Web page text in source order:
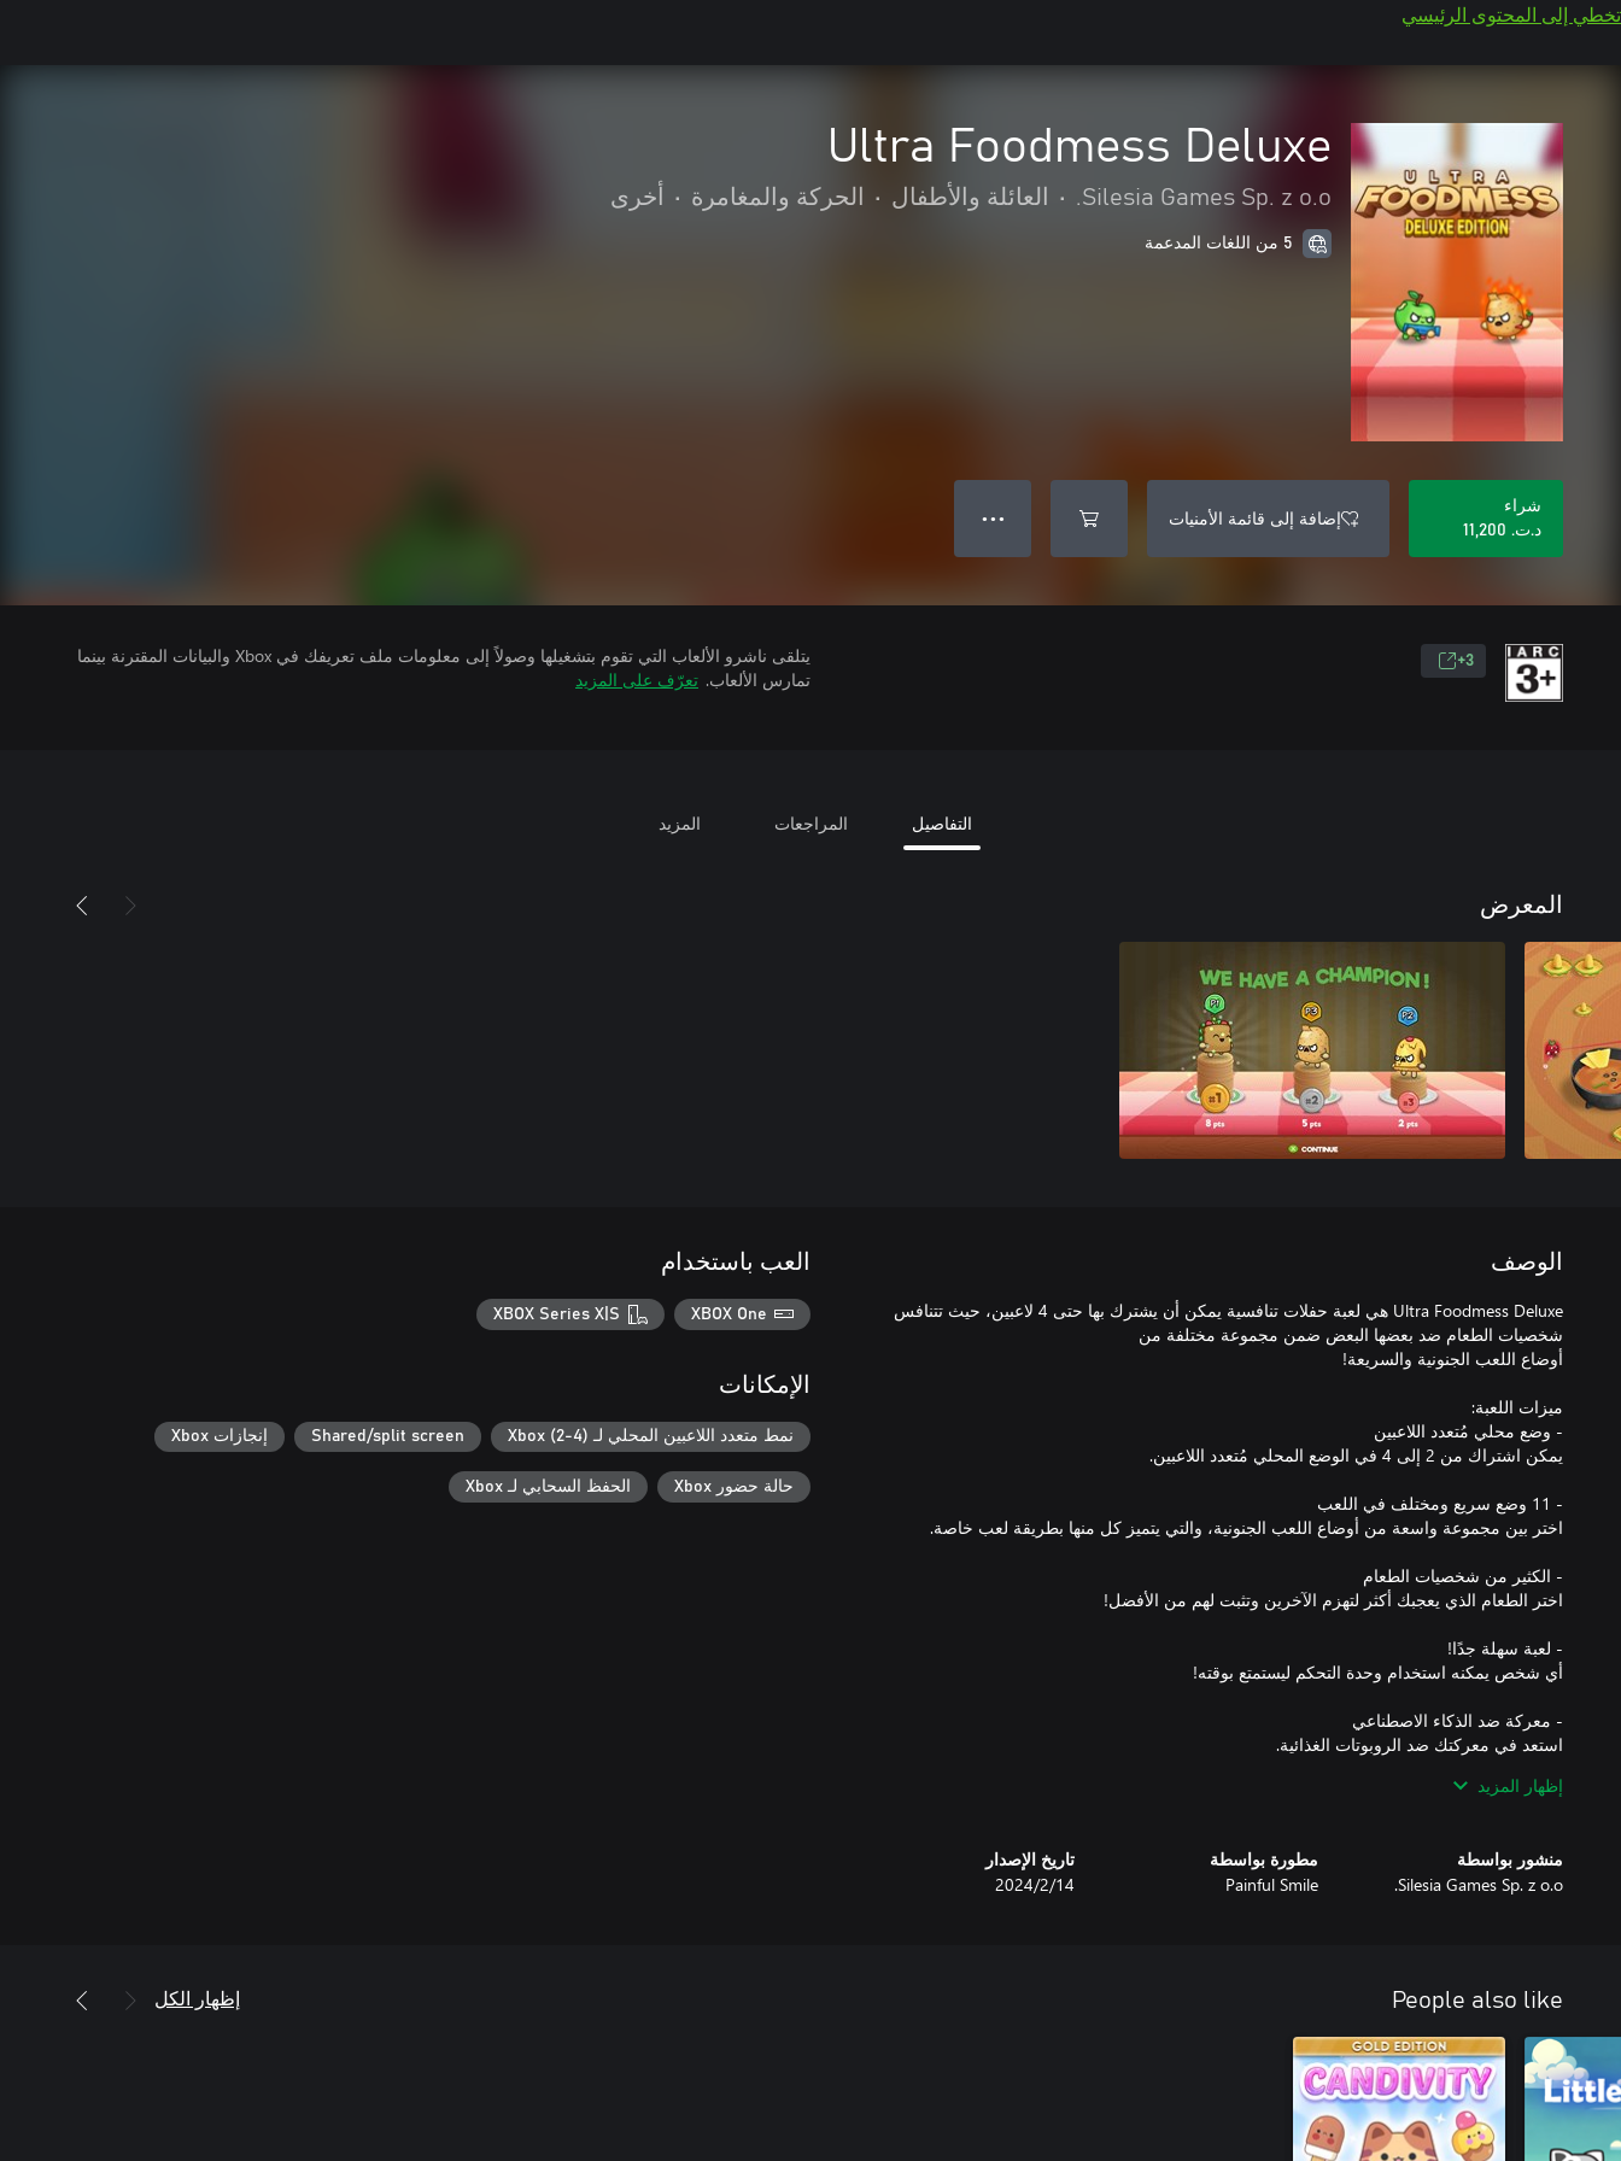
تخطي إلى المحتوى الرئيسي
Ultra Foodmess Deluxe
Silesia Games Sp. z o.o.
• العائلة والأطفال • الحركة والمغامرة • أخرى
5 من اللغات المدعمة
شراء
د.ت.‏ 11,200
إضافة إلى قائمة الأمنيات ● ● ●
3+
يتلقى ناشرو الألعاب التي تقوم بتشغيلها وصولاً إلى معلومات ملف تعريفك في Xbox والبيانات المقترنة بينما
تمارس الألعاب. تعرّف على المزيد
التفاصيل المراجعات المزيد
المعرض
الوصف
Ultra Foodmess Deluxe هي لعبة حفلات تنافسية يمكن أن يشترك بها حتى 4 لاعبين، حيث تتنافس
إظهار المزيد
منشور بواسطة
Silesia Games Sp. z o.o.
مطورة بواسطة
Painful Smile
تاريخ الإصدار
14‏/2‏/2024
العب باستخدام
XBOX One
XBOX Series X|S
الإمكانات
نمط متعدد اللاعبين المحلي لـ Xbox (2-4) Shared/split screen إنجازات Xbox
حالة حضور Xbox الحفظ السحابي لـ Xbox
People also like إظهار الكل